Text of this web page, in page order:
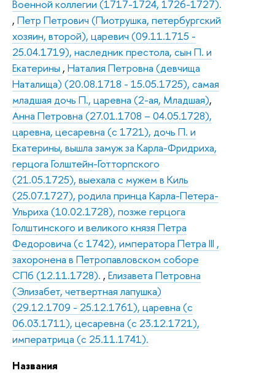
Военной коллегии (1717-1724, 1726-1727).
, Петр Петрович (Пиотрушка, петербургский
хозяин, второй), царевич (09.11.1715 -
25.04.1719), наследник престола, сын П. и
Екатерины , Наталия Петровна (девчища
Наталища) (20.08.1718 - 15.05.1725), самая
младшая дочь П., царевна (2-ая, Младшая),
Анна Петровна (27.01.1708 – 04.05.1728),
царевна, цесаревна (с 1721), дочь П. и
Екатерины, вышла замуж за Карла-Фридриха,
герцога Голштейн-Готторпского
(21.05.1725), выехала с мужем в Киль
(25.07.1727), родила принца Карла-Петера-
Ульриха (10.02.1728), позже герцога
Голштинского и великого князя Петра
Федоровича (с 1742), императора Петра III ,
захоронена в Петропавловском соборе
СПб (12.11.1728). , Елизавета Петровна
(Элизабет, четвертная лапушка)
(29.12.1709 - 25.12.1761), царевна (с
06.03.1711), цесаревна (с 23.12.1721),
императрица (с 25.11.1741).
Названия